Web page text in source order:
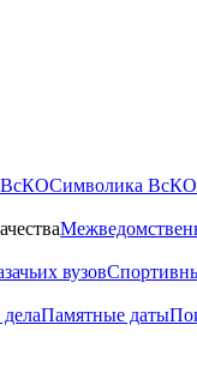
Символика ВсКО
вузов
Памятные даты